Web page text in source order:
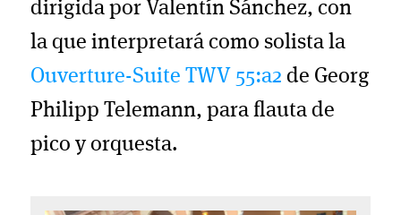
dirigida por Valentín Sánchez, con
la que interpretará como solista la
Ouverture-Suite TWV 55:a2 de Georg
Philipp Telemann, para flauta de
pico y orquesta.